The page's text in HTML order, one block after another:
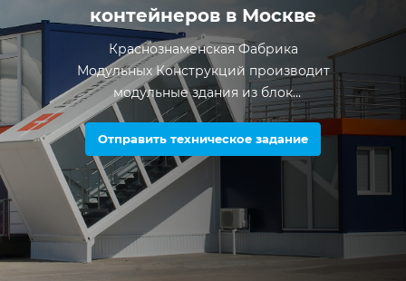
контейнеров в Москве
Краснознаменская Фабрика
Модульных Конструкций производит
модульные здания из блок
контейнеров с 2012 года. За все время
существования компании было
произведено более 5000 единиц
продукции.
Отправить техническое задание